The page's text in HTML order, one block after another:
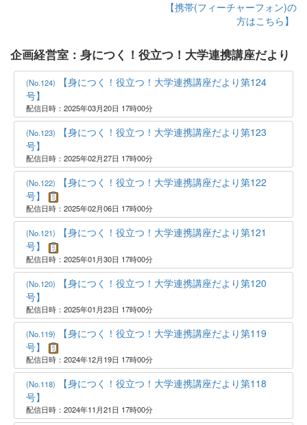
【携帯(フィーチャーフォン)の
方はこちら】
企画経営室：身につく！役立つ！大学連携講座だより
(No.124)
【身につく！役立つ！大学連携講座だより第124
号】
配信日時：2025年03月20日 17時00分
(No.123)
【身につく！役立つ！大学連携講座だより第123
号】
配信日時：2025年02月27日 17時00分
(No.122)
【身につく！役立つ！大学連携講座だより第122
号】
配信日時：2025年02月06日 17時00分
(No.121)
【身につく！役立つ！大学連携講座だより第121
号】
配信日時：2025年01月30日 17時00分
(No.120)
【身につく！役立つ！大学連携講座だより第120
号】
配信日時：2025年01月23日 17時00分
(No.119)
【身につく！役立つ！大学連携講座だより第119
号】
配信日時：2024年12月19日 17時00分
(No.118)
【身につく！役立つ！大学連携講座だより第118
号】
配信日時：2024年11月21日 17時00分